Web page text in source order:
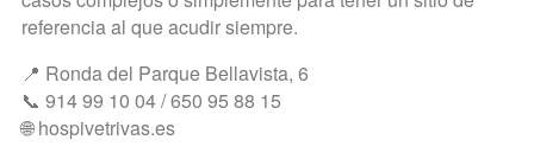
referencia al que acudir siempre.
📍 Ronda del Parque Bellavista, 6
📞 914 99 10 04 / 650 95 88 15
🌐 hospivetrivas.es